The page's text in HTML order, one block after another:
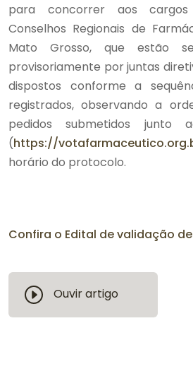
para concorrer aos
Conselhos Regionais de
Mato Grosso, que estão
provisoriamente por juntas
dispostos conforme a
registrados, observando a
pedidos submetidos junto
(https://
horário do protocolo.
Confira o Edital de validação
Ouvir artigo